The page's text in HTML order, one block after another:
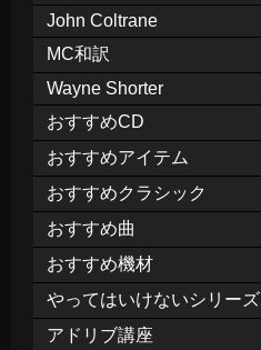
John Coltrane
MC和訳
Wayne Shorter
おすすめCD
おすすめアイテム
おすすめクラシック
おすすめ曲
おすすめ機材
やってはいけないシリーズ
アドリブ講座